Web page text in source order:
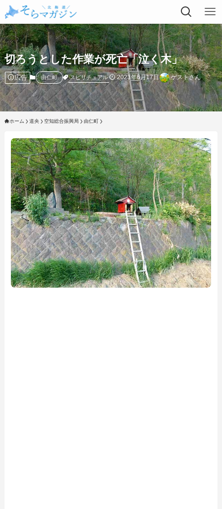
切ろうとした作業が死亡「泣く木」
広告 由仁町 スピリチュアル 2023年6月17日 ゲストさん
ホーム 道央 空知総合振興局 由仁町